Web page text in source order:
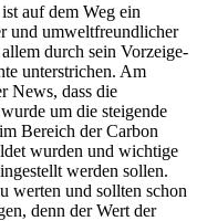
auf dem Weg ein
und umweltfreundlicher
durch sein Vorzeige-
unterstrichen. Am
News, dass die
um die steigende
Bereich der Carbon
wurden und wichtige
werden sollen.
werten und sollten schon
denn der Wert der